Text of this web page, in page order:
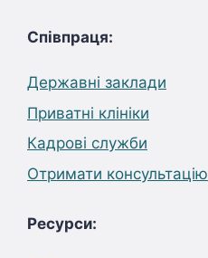
Співпраця:
Державні заклади
Приватні клініки
Кадрові служби
Отримати консультацію
Ресурси: